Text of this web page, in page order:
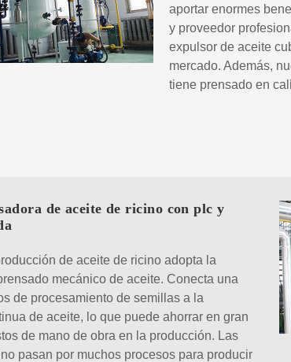
aportar enormes
y proveedor
expulsor de aceite
mercado. Además,
tiene prensado en
de aceite de ricino con plc y
de aceite de ricino adopta la
mecánico de aceite. Conecta una
de procesamiento de semillas a la
de aceite, lo que puede ahorrar en gran
de mano de obra en la producción. Las
pasan por muchos procesos para producir